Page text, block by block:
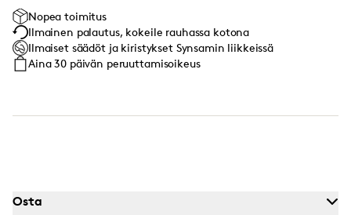
Nopea toimitus
Ilmainen palautus, kokeile rauhassa kotona
Ilmaiset säädöt ja kiristykset Synsamin liikkeissä
Aina 30 päivän peruuttamisoikeus
Osta